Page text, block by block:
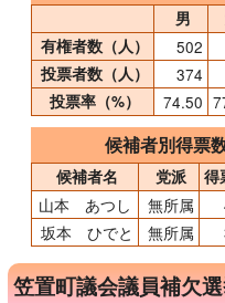
男
有権者数（人）
502
投票者数（人） 374
投票率（%） 74.50
候補者別得票
候補者名 党派 得
山本 あつし 無所属
坂本 ひでと
無所属
笠置町議会議員補欠